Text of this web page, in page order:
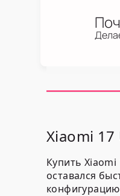
Xiaomi
Купить
оставался